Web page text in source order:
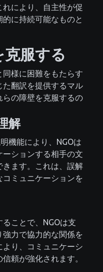
により、自主性が促
に持続可能なものと
服する
様に困難をもたらす
た翻訳を提供するマル
の障壁を克服するの
解
機能により、NGOは
ションする相手の文
ます。これは、誤解
ミュニケーションを
ことで、NGOは支
力で協力的な関係を
り、コミュニケーシ
頼が強化されます。